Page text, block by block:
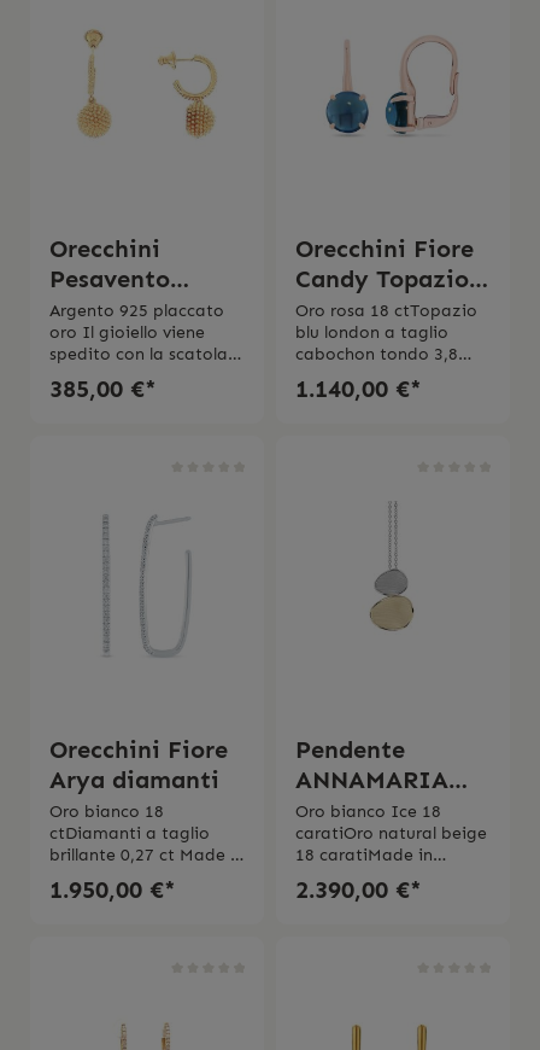
Orecchini
Pesavento
pendenti cerchio
pixel
Argento 925 placcato
oro Il gioiello viene
spedito con la scatola
originaleMade in italy
385,00 €*
Orecchini Fiore
Candy Topazio
blu london
Oro rosa 18 ctTopazio
blu london a taglio
cabochon tondo 3,8
ctMade in italy
1.140,00 €*
Orecchini Fiore
Arya diamanti
Oro bianco 18
ctDiamanti a taglio
brillante 0,27 ct Made in
1.950,00 €*
Pendente
ANNAMARIA
CAMILLI Velvet
Oro bianco Ice 18
caratiOro natural beige
18 caratiMade in
Italy Il prodotto viene
spedito con la scatola
2.390,00 €*